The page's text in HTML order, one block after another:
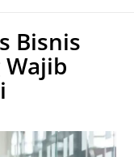
Bisnis